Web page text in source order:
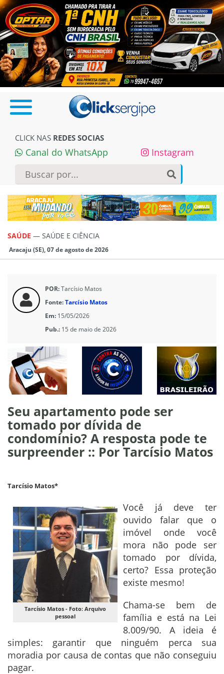
CLICK NAS REDES SOCIAS
Canal do WhatsApp Instagram
SAÚDE — SAÚDE E CIÊNCIA
Aracaju (SE), 07 de agosto de 2026
POR:Tarcísio Matos
Fonte:Tarcísio Matos
Em: 15/05/2026
Pub.: 15 de maio de 2026
Seu apartamento pode ser
tomado por dívida de
condomínio? A resposta pode te
surpreender :: Por Tarcísio Matos
Tarcísio Matos*
Tarcísio Matos - Foto: Arquivo
pessoal
Você já deve ter
ouvido falar que o
imóvel onde você
mora não pode ser
tomado por dívida,
certo? Essa proteção
existe mesmo!
Chama-se bem de
família e está na Lei
8.009/90. A ideia é
simples: garantir que ninguém perca sua
moradia por causa de contas que não conseguiu
pagar.